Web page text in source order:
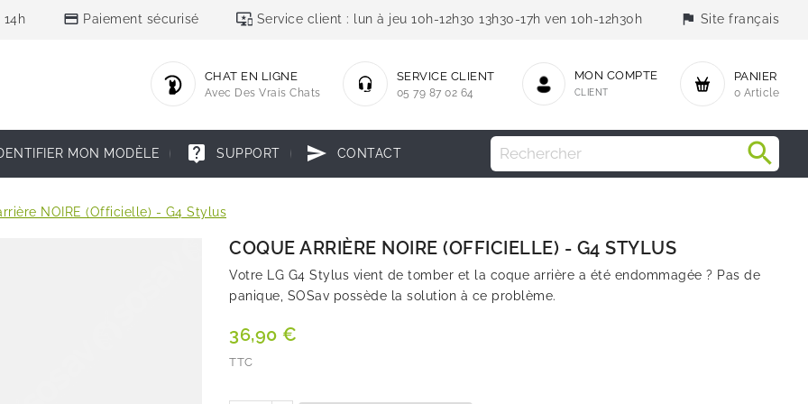
credit_card Paiement sécurisé important_devices Service client : lun à jeu 10h-12h30 13h30-17h ven 10h-12h30h flag Site français
PANIER
0 Article
MON COMPTE
CLIENT
SERVICE CLIENT
05 79 87 02 64
CHAT EN LIGNE
Avec Des Vrais Chats
MON MODÈLE live_help SUPPORT send CONTACT
NOIRE (Officielle) - G4 Stylus
COQUE ARRIÈRE NOIRE (OFFICIELLE) - G4 STYLUS
Votre LG G4 Stylus vient de tomber et la coque arrière a été endommagée ? Pas de
panique, SOSav possède la solution à ce problème.
36,90 €
TTC